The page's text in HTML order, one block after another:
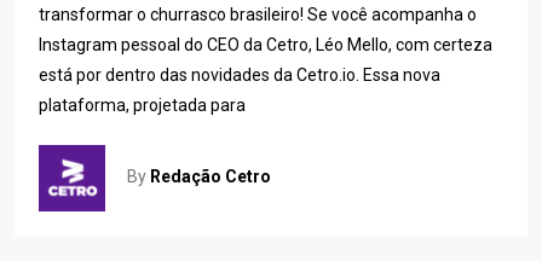
transformar o churrasco brasileiro! Se você acompanha o
Instagram pessoal do CEO da Cetro, Léo Mello, com certeza
está por dentro das novidades da Cetro.io. Essa nova
plataforma, projetada para
By Redação Cetro